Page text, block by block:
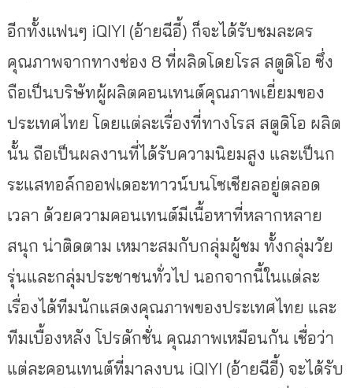
อีกทั้งแฟนๆ iQIYI (อ้ายฉีอี้) ก็จะได้รับชมละคร
คุณภาพจากทางช่อง 8 ที่ผลิดโดยโรส สตูดิโอ ซึ่ง
ถือเป็นบริษัทผู้ผลิตคอนเทนต์คุณภาพเยี่ยมของ
ประเทศไทย โดยแต่ละเรื่องที่ทางโรส สตูดิโอ ผลิต
นั้น ถือเป็นผลงานที่ได้รับความนิยมสูง และเป็นก
ระแสทอล์กออฟเดอะทาวน์บนโซเชียลอยู่ตลอด
เวลา ด้วยความคอนเทนต์มีเนื้อหาที่หลากหลาย
สนุก น่าติดตาม เหมาะสมกับกลุ่มผู้ชม ทั้งกลุ่มวัย
รุ่นและกลุ่มประชาชนทั่วไป นอกจากนี้ในแต่ละ
เรื่องได้ทีมนักแสดงคุณภาพของประเทศไทย และ
ทีมเบื้องหลัง โปรดักชั่น คุณภาพเหมือนกัน เชื่อว่า
แต่ละคอนเทนต์ที่มาลงบน iQIYI (อ้ายฉีอี้) จะได้รับ